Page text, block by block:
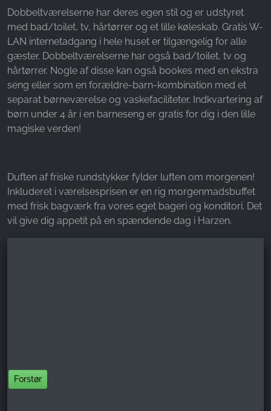
Dobbeltværelserne har deres egen stil og er udstyret
med bad/toilet, tv, hårtørrer og et lille køleskab. Gratis W-
LAN internetadgang i hele huset er tilgængelig for alle
gæster. Dobbeltværelserne har også bad/toilet, tv og
hårtørrer. Nogle af disse kan også bookes med en ekstra
seng eller som en forældre-barn-kombination med et
separat børneværelse og vaskefaciliteter. Indkvartering af
børn under 4 år i en barneseng er gratis for dig i den lille
magiske verden!
Duften af friske rundstykker fylder luften om morgenen!
Inkluderet i værelsesprisen er en rig morgenmadsbuffet
med frisk bagværk fra vores eget bageri og konditori. Det
vil give dig appetit på en spændende dag i Harzen.
Forstør